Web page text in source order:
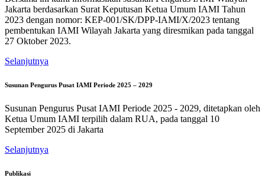
Jakarta berdasarkan Surat Keputusan Ketua Umum IAMI Tahun
2023 dengan nomor: KEP-001/SK/DPP-IAMI/X/2023 tentang
pembentukan IAMI Wilayah Jakarta yang diresmikan pada tanggal
27 Oktober 2023.
Selanjutnya
Susunan Pengurus Pusat IAMI Periode 2025 – 2029
Susunan Pengurus Pusat IAMI Periode 2025 - 2029, ditetapkan oleh
Ketua Umum IAMI terpilih dalam RUA, pada tanggal 10
September 2025 di Jakarta
Selanjutnya
Publikasi